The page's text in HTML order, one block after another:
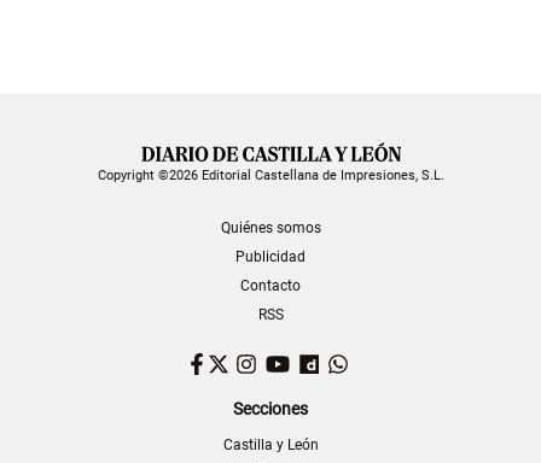
Copyright ©2026 Editorial Castellana de Impresiones, S.L.
Quiénes somos
Publicidad
Contacto
RSS
Facebook
TwitterInstagram
YouTubeDailymotion
Secciones
Castilla y León